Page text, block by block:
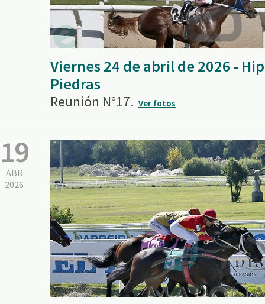
Viernes 24 de abril de 2026 -
Piedras
Reunión N°17. Ver fotos
19
ABR
2026